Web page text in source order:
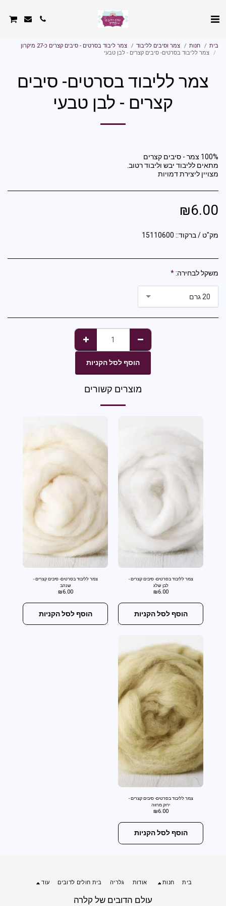
בית חנות צמר וסיבים לליבוד
צמר ליבוד בסרטים - סיבים קצרים כ-27 מיקרון
צמר לליבוד בסרטים- סיבים קצרים - לבן טבעי
צמר לליבוד בסרטים- סיבים
קצרים - לבן טבעי
מצויין ליצירת דמויות
₪6.00
מק"ט / ברקוד:: 15110600
משקל לבחירה:*
20 גרם
הוסף לסל הקניות
מוצרים קשורים
צמר לליבוד בסרטים- סיבים קצרים -
לבן שלג
₪6.00
הוסף לסל הקניות
צמר לליבוד בסרטים- סיבים קצרים -
שנהב
₪6.00
הוסף לסל הקניות
צמר לליבוד בסרטים- סיבים קצרים -
ירוק מרווה
₪6.00
הוסף לסל הקניות
עולם הדובים של קלרה
בית חנות אודות גלריה בית חולים לדובים עוד